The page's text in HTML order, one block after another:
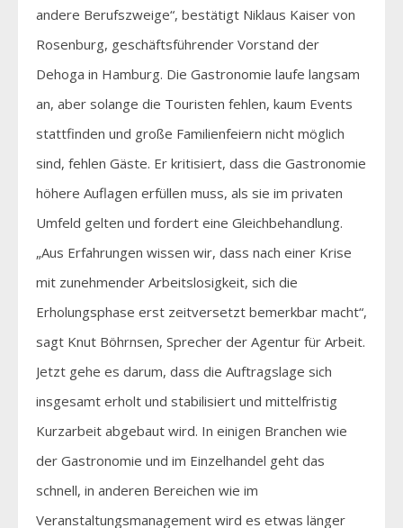
andere Berufszweige“, bestätigt Niklaus Kaiser von
Rosenburg, geschäftsführender Vorstand der
Dehoga in Hamburg. Die Gastronomie laufe langsam
an, aber solange die Touristen fehlen, kaum Events
stattfinden und große Familienfeiern nicht möglich
sind, fehlen Gäste. Er kritisiert, dass die Gastronomie
höhere Auflagen erfüllen muss, als sie im privaten
Umfeld gelten und fordert eine Gleichbehandlung.
„Aus Erfahrungen wissen wir, dass nach einer Krise
mit zunehmender Arbeitslosigkeit, sich die
Erholungsphase erst zeitversetzt bemerkbar macht“,
sagt Knut Böhrnsen, Sprecher der Agentur für Arbeit.
Jetzt gehe es darum, dass die Auftragslage sich
insgesamt erholt und stabilisiert und mittelfristig
Kurzarbeit abgebaut wird. In einigen Branchen wie
der Gastronomie und im Einzelhandel geht das
schnell, in anderen Bereichen wie im
Veranstaltungsmanagement wird es etwas länger